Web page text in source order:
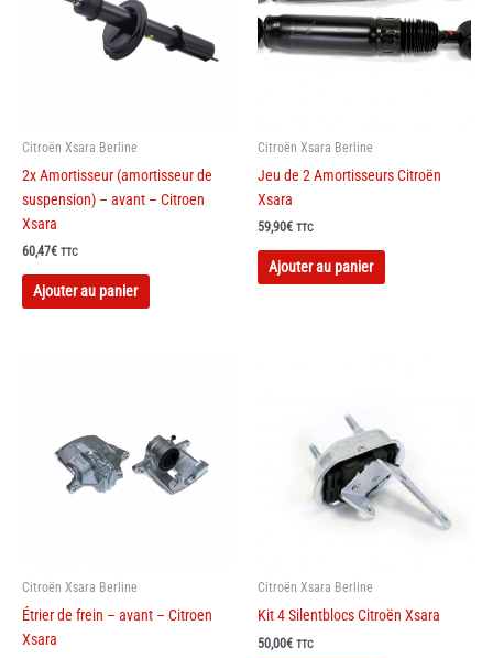
Citroën Xsara Berline
2x Amortisseur (amortisseur de
suspension) – avant – Citroen
Xsara
60,47€ TTC
Ajouter au panier
Citroën Xsara Berline
Jeu de 2 Amortisseurs Citroën
Xsara
59,90€ TTC
Ajouter au panier
Ce
produit
être
choisies
sur
Citroën Xsara Berline
Étrier de frein – avant – Citroen
Xsara
Citroën Xsara Berline
Kit 4 Silentblocs Citroën Xsara
50,00€ TTC